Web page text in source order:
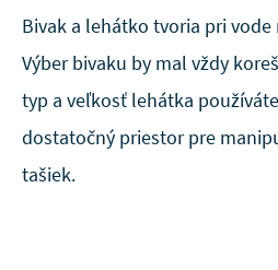
Bivak a lehátko tvoria pri
Výber bivaku by mal vždy
typ a veľkosť lehátka
dostatočný priestor pre
tašiek.